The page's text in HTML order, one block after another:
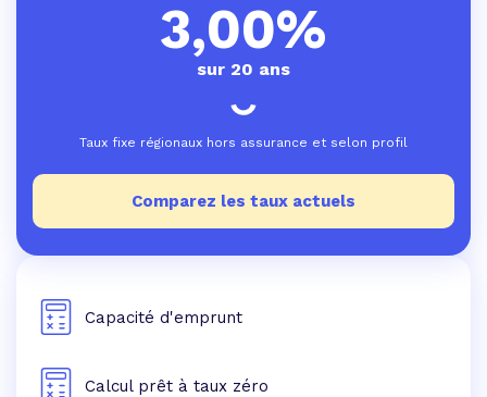
3,00%
sur 20 ans
Taux fixe régionaux hors assurance et selon profil
Comparez les taux actuels
Capacité d'emprunt
Calcul prêt à taux zéro